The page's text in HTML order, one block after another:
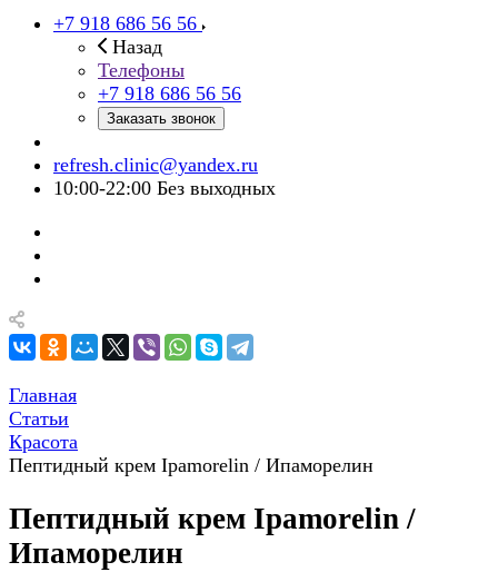
+7 918 686 56 56
Назад
Телефоны
+7 918 686 56 56
Заказать звонок
refresh.clinic@yandex.ru
10:00-22:00 Без выходных
Главная
Статьи
Красота
Пептидный крем Ipamorelin / Ипаморелин
Пептидный крем Ipamorelin /
Ипаморелин